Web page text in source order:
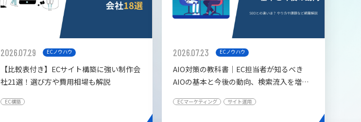
2026.07.29 ECノウハウ
【比較表付き】ECサイト構築に強い制作会
社21選！選び方や費用相場も解説
EC構築
2026.07.23 ECノウハウ
AIO対策の教科書│EC担当者が知るべき
AIOの基本と今後の動向、検索流入を増や
ECマーケティング サイト運用